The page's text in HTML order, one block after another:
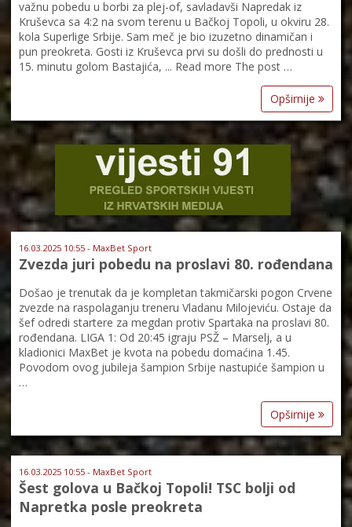
važnu pobedu u borbi za plej-of, savladavši Napredak iz
Kruševca sa 4:2 na svom terenu u Bačkoj Topoli, u okviru 28.
kola Superlige Srbije. Sam meč je bio izuzetno dinamičan i
pun preokreta. Gosti iz Kruševca prvi su došli do prednosti u
15. minutu golom Bastajića, ... Read more The post …
Opširnije
16.03.2025 10:55 - MaxBet Sport
Zvezda juri pobedu na proslavi 80. rođendana
Došao je trenutak da je kompletan takmičarski pogon Crvene
zvezde na raspolaganju treneru Vladanu Milojeviću. Ostaje da
šef odredi startere za megdan protiv Spartaka na proslavi 80.
rođendana. LIGA 1: Od 20:45 igraju PSŽ – Marselj, a u
kladionici MaxBet je kvota na pobedu domaćina 1.45.
Povodom ovog jubileja šampion Srbije nastupiće šampion u
…
Opširnije
16.03.2025 10:55 - MaxBet Sport
Šest golova u Bačkoj Topoli! TSC bolji od
Napretka posle preokreta